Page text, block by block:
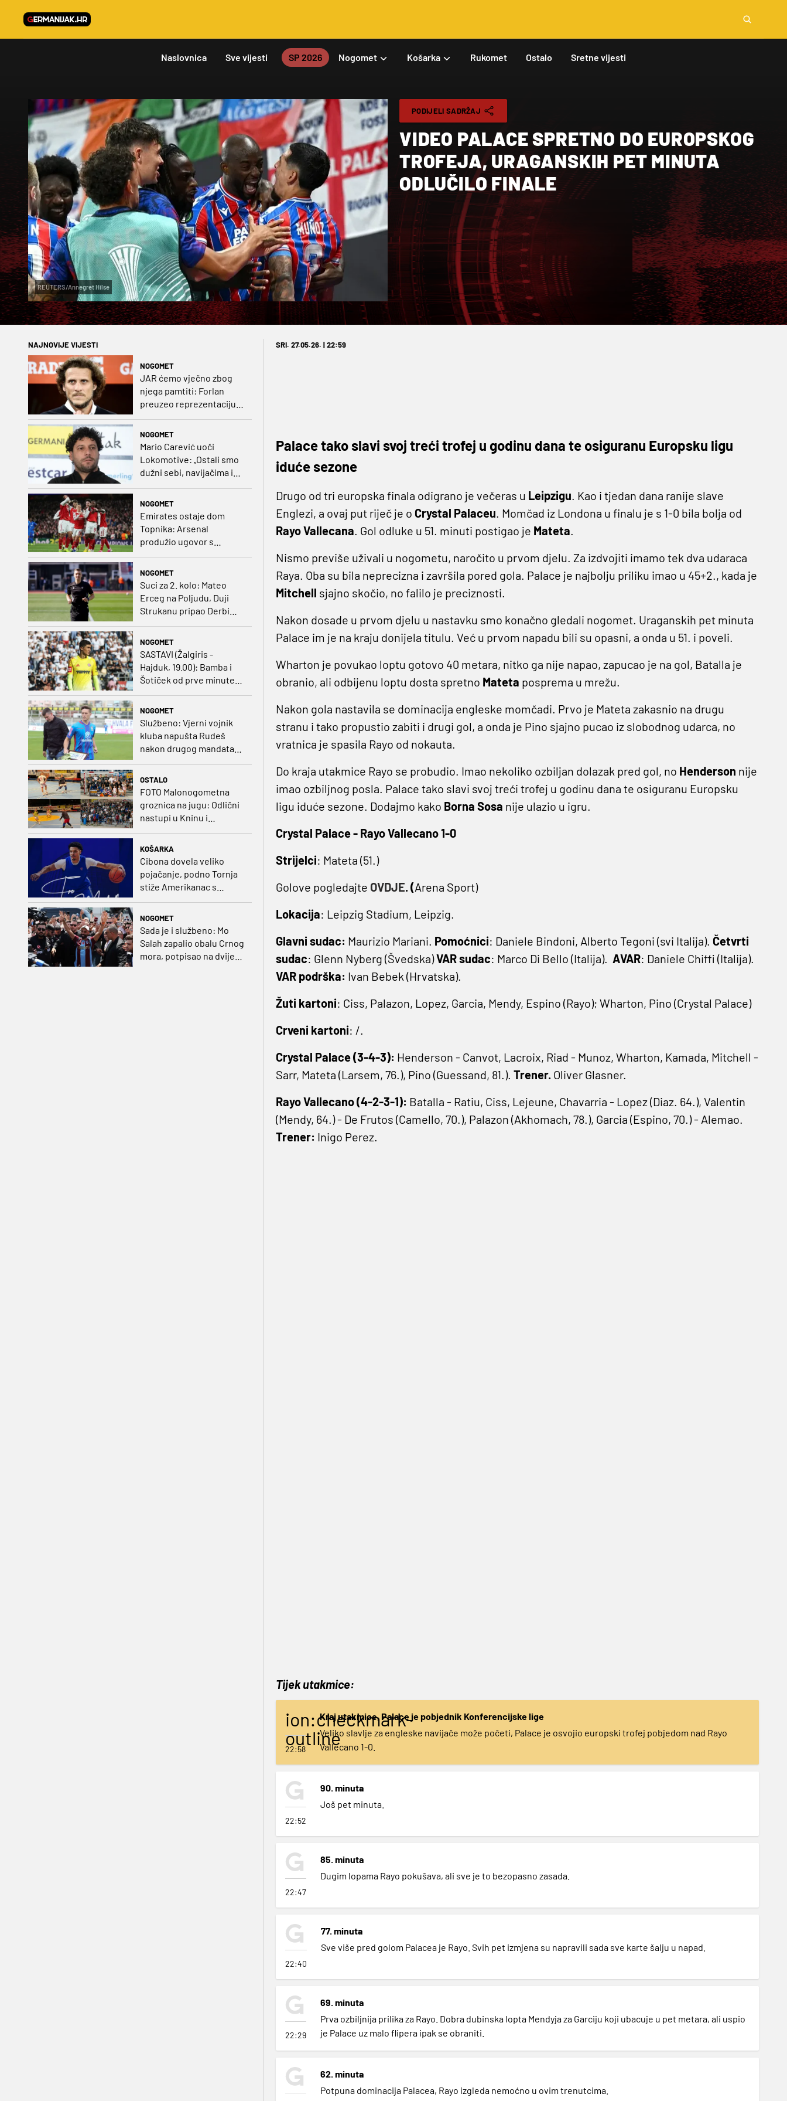
Naslovnica Sve vijesti SP 2026 Nogomet Košarka Rukomet Ostalo Sretne vijesti
REUTERS/Annegret Hilse
PODIJELI SADRŽAJ
VIDEO PALACE SPRETNO DO EUROPSKOG
TROFEJA, URAGANSKIH PET MINUTA
ODLUČILO FINALE
NAJNOVIJE VIJESTI
NOGOMET
JAR ćemo vječno zbog
njega pamtiti: Forlan
preuzeo reprezentaciju
NOGOMET
Mario Carević uoči
Lokomotive: „Ostali smo
dužni sebi, navijačima i
NOGOMET
Emirates ostaje dom
Topnika: Arsenal
produžio ugovor s
glavnim sponzorom
NOGOMET
Suci za 2. kolo: Mateo
Erceg na Poljudu, Duji
Strukanu pripao Derbi
sjevera
NOGOMET
SASTAVI (Žalgiris -
Hajduk, 19.00): Bamba i
Šotiček od prve minute,
NOGOMET
Službeno: Vjerni vojnik
kluba napušta Rudeš
nakon drugog mandata
OSTALO
FOTO Malonogometna
groznica na jugu: Odlični
nastupi u Kninu i
Metkoviću okrunjeni
vrijednim nagradama
KOŠARKA
Cibona dovela veliko
pojačanje, podno Tornja
stiže Amerikanac s
NOGOMET
Sada je i službeno: Mo
Salah zapalio obalu Crnog
mora, potpisao na dvije
SRI. 27.05.26. | 22:59
Palace tako slavi svoj treći trofej u godinu dana te osiguranu Europsku ligu
iduće sezone
Drugo od tri europska finala odigrano je večeras u Leipzigu. Kao i tjedan dana ranije slave
Englezi, a ovaj put riječ je o Crystal Palaceu. Momčad iz Londona u finalu je s 1-0 bila bolja od
Rayo Vallecana. Gol odluke u 51. minuti postigao je Mateta.
Nismo previše uživali u nogometu, naročito u prvom djelu. Za izdvojiti imamo tek dva udaraca
Raya. Oba su bila neprecizna i završila pored gola. Palace je najbolju priliku imao u 45+2., kada je
Mitchell sjajno skočio, no falilo je preciznosti.
Nakon dosade u prvom djelu u nastavku smo konačno gledali nogomet. Uraganskih pet minuta
Palace im je na kraju donijela titulu. Već u prvom napadu bili su opasni, a onda u 51. i poveli.
Wharton je povukao loptu gotovo 40 metara, nitko ga nije napao, zapucao je na gol, Batalla je
obranio, ali odbijenu loptu dosta spretno Mateta posprema u mrežu.
Nakon gola nastavila se dominacija engleske momčadi. Prvo je Mateta zakasnio na drugu
stranu i tako propustio zabiti i drugi gol, a onda je Pino sjajno pucao iz slobodnog udarca, no
vratnica je spasila Rayo od nokauta.
Do kraja utakmice Rayo se probudio. Imao nekoliko ozbiljan dolazak pred gol, no Henderson nije
imao ozbiljnog posla. Palace tako slavi svoj treći trofej u godinu dana te osiguranu Europsku
ligu iduće sezone. Dodajmo kako Borna Sosa nije ulazio u igru.
Crystal Palace - Rayo Vallecano 1-0
Strijelci: Mateta (51.)
Golove pogledajte OVDJE. (Arena Sport)
Lokacija: Leipzig Stadium, Leipzig.
Glavni sudac: Maurizio Mariani. Pomoćnici: Daniele Bindoni, Alberto Tegoni (svi Italija). Četvrti
sudac: Glenn Nyberg (Švedska)VAR sudac: Marco Di Bello (Italija). AVAR: Daniele Chiffi (Italija).
VAR podrška: Ivan Bebek (Hrvatska).
Žuti kartoni: Ciss, Palazon, Lopez, Garcia, Mendy, Espino (Rayo); Wharton, Pino (Crystal Palace)
Crveni kartoni: /.
Crystal Palace (3-4-3): Henderson - Canvot, Lacroix, Riad - Munoz, Wharton, Kamada, Mitchell -
Sarr, Mateta (Larsem, 76.), Pino (Guessand, 81.). Trener. Oliver Glasner.
Rayo Vallecano (4-2-3-1): Batalla - Ratiu, Ciss, Lejeune, Chavarria - Lopez (Diaz. 64.), Valentin
(Mendy, 64.) - De Frutos (Camello, 70.), Palazon (Akhomach, 78.), Garcia (Espino, 70.) - Alemao.
Trener: Inigo Perez.
Tijek utakmice:
ion:checkmark-
outline
22:58
Kraj utakmice, Palace je pobjednik Konferencijske lige
Veliko slavlje za engleske navijače može početi, Palace je osvojio europski trofej pobjedom nad Rayo
Vallecano 1-0.
22:52
90. minuta
Još pet minuta.
22:47
85. minuta
Dugim lopama Rayo pokušava, ali sve je to bezopasno zasada.
22:40
77. minuta
Sve više pred golom Palacea je Rayo. Svih pet izmjena su napravili sada sve karte šalju u napad.
22:29
69. minuta
Prva ozbiljnija prilika za Rayo. Dobra dubinska lopta Mendyja za Garciju koji ubacuje u pet metara, ali uspio
je Palace uz malo flipera ipak se obraniti.
62. minuta
Potpuna dominacija Palacea, Rayo izgleda nemoćno u ovim trenutcima.